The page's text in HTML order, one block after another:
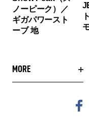
ノーピーク）／
ギガパワースト
ーブ 地
MORE